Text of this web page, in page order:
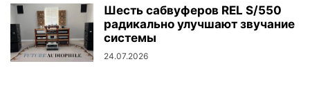
Шесть сабвуферов REL S/550
радикально улучшают звучание
системы
24.07.2026